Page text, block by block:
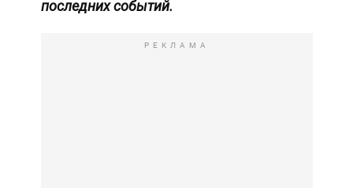
последних событий.
РЕКЛАМА